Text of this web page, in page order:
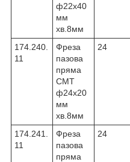
ф22х40
мм
хв.8мм
174.240.
11
Фреза
пазова
пряма
CMT
ф24х20
мм
хв.8мм
24
174.241.
11
Фреза
пазова
пряма
24